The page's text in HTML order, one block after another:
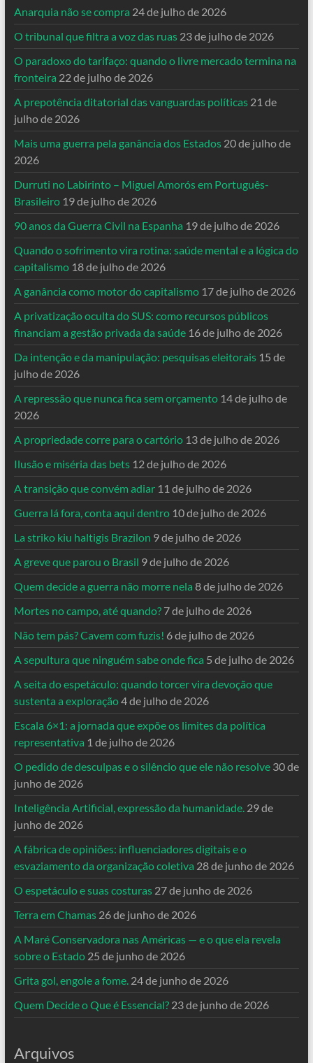
Anarquia não se compra 24 de julho de 2026
O tribunal que filtra a voz das ruas 23 de julho de 2026
O paradoxo do tarifaço: quando o livre mercado termina na
fronteira 22 de julho de 2026
A prepotência ditatorial das vanguardas políticas 21 de
julho de 2026
Mais uma guerra pela ganância dos Estados 20 de julho de
2026
Durruti no Labirinto – Miguel Amorós em Português-
Brasileiro 19 de julho de 2026
90 anos da Guerra Civil na Espanha 19 de julho de 2026
Quando o sofrimento vira rotina: saúde mental e a lógica do
capitalismo 18 de julho de 2026
A ganância como motor do capitalismo 17 de julho de 2026
A privatização oculta do SUS: como recursos públicos
financiam a gestão privada da saúde 16 de julho de 2026
Da intenção e da manipulação: pesquisas eleitorais 15 de
julho de 2026
A repressão que nunca fica sem orçamento 14 de julho de
2026
A propriedade corre para o cartório 13 de julho de 2026
Ilusão e miséria das bets 12 de julho de 2026
A transição que convém adiar 11 de julho de 2026
Guerra lá fora, conta aqui dentro 10 de julho de 2026
La striko kiu haltigis Brazilon 9 de julho de 2026
A greve que parou o Brasil 9 de julho de 2026
Quem decide a guerra não morre nela 8 de julho de 2026
Mortes no campo, até quando? 7 de julho de 2026
Não tem pás? Cavem com fuzis! 6 de julho de 2026
A sepultura que ninguém sabe onde fica 5 de julho de 2026
A seita do espetáculo: quando torcer vira devoção que
sustenta a exploração4 de julho de 2026
Escala 6×1: a jornada que expõe os limites da política
representativa 1 de julho de 2026
O pedido de desculpas e o silêncio que ele não resolve 30 de
junho de 2026
Inteligência Artificial, expressão da humanidade. 29 de
junho de 2026
A fábrica de opiniões: influenciadores digitais e o
esvaziamento da organização coletiva 28 de junho de 2026
O espetáculo e suas costuras 27 de junho de 2026
Terra em Chamas 26 de junho de 2026
A Maré Conservadora nas Américas — e o que ela revela
sobre o Estado 25 de junho de 2026
Grita gol, engole a fome. 24 de junho de 2026
Quem Decide o Que é Essencial? 23 de junho de 2026
Arquivos